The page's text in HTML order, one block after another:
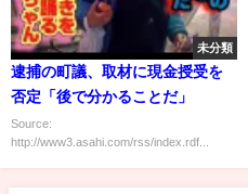
未分類
逮捕の町議、取材に現金授受を
否定「後で分かることだ」
Source:
http://www3.asahi.com/rss/index.rdf...